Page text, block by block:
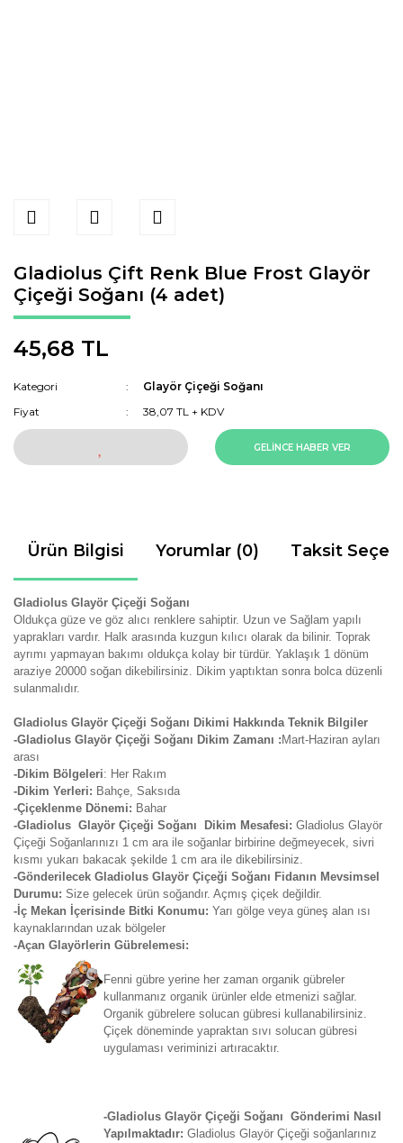
Gladiolus Çift Renk Blue Frost Glayör
Çiçeği Soğanı (4 adet)
45,68 TL
Kategori
Glayör Çiçeği Soğanı
Fiyat
38,07 TL + KDV
GELİNCE HABER VER
Ürün Bilgisi Yorumlar (0) Taksit
Gladiolus Glayör Çiçeği Soğanı
Oldukça güze ve göz alıcı renklere sahiptir. Uzun ve Sağlam yapılı
yaprakları vardır. Halk arasında kuzgun kılıcı olarak da bilinir. Toprak
ayrımı yapmayan bakımı oldukça kolay bir türdür. Yaklaşık 1 dönüm
araziye 20000 soğan dikebilirsiniz. Dikim yaptıktan sonra bolca düzenli
sulanmalıdır.
Gladiolus Glayör Çiçeği Soğanı Dikimi Hakkında Teknik Bilgiler
-Gladiolus Glayör Çiçeği Soğanı Dikim Zamanı : Mart-Haziran ayları
arası
-Dikim Bölgeleri: Her Rakım
-Dikim Yerleri: Bahçe, Saksıda
-Çiçeklenme Dönemi: Bahar
-Gladiolus Glayör Çiçeği Soğanı Dikim Mesafesi: Gladiolus Glayör
Çiçeği Soğanlarınızı 1 cm ara ile soğanlar birbirine değmeyecek, sivri
kısmı yukarı bakacak şekilde 1 cm ara ile dikebilirsiniz.
-Gönderilecek Gladiolus Glayör Çiçeği Soğanı Fidanın Mevsimsel
Durumu: Size gelecek ürün soğandır. Açmış çiçek değildir.
-İç Mekan İçerisinde Bitki Konumu: Yarı gölge veya güneş alan ısı
kaynaklarından uzak bölgeler
-Açan Glayörlerin Gübrelemesi:
Fenni gübre yerine her zaman organik gübreler
kullanmanız organik ürünler elde etmenizi sağlar.
Organik gübrelere solucan gübresi kullanabilirsiniz.
Çiçek döneminde yapraktan sıvı solucan gübresi
uygulaması veriminizi artıracaktır.
-Gladiolus Glayör Çiçeği Soğanı Gönderimi Nasıl
Yapılmaktadır: Gladiolus Glayör Çiçeği soğanlarınız